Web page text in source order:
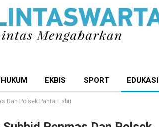
HUKUM EKBIS SPORT EDUKASI
Dan Polsek Pantai Labu